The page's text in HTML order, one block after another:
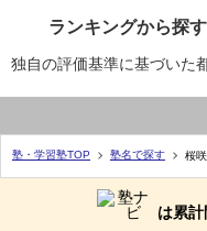
ランキングから探す
独自の評価基準に基づいた
塾・学習塾TOP 塾名で探す 桜
は累